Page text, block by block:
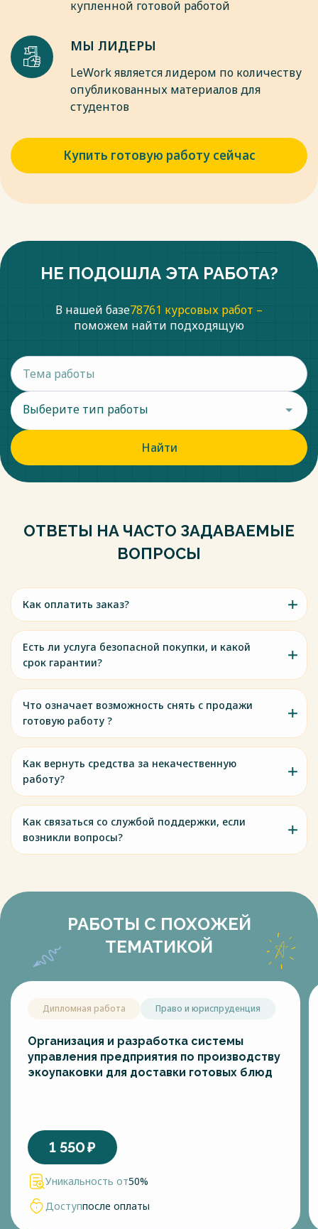
купленной готовой работой
МЫ ЛИДЕРЫ
LeWork является лидером по количеству
опубликованных материалов для
студентов
Купить готовую работу сейчас
НЕ ПОДОШЛА ЭТА РАБОТА?
В нашей базе78761 курсовых работ –
поможем найти подходящую
Выберите тип работы
Найти
ОТВЕТЫ НА ЧАСТО ЗАДАВАЕМЫЕ
ВОПРОСЫ
Как оплатить заказ?
Есть ли услуга безопасной покупки, и какой
срок гарантии?
Что означает возможность снять с продажи
готовую работу ?
Как вернуть средства за некачественную
работу?
Как связаться со службой поддержки, если
возникли вопросы?
РАБОТЫ С ПОХОЖЕЙ
ТЕМАТИКОЙ
Дипломная работа Право и юриспруденция
Организация и разработка системы
управления предприятия по производству
экоупаковки для доставки готовых блюд
1 550₽
Уникальность от50%
Доступпосле оплаты